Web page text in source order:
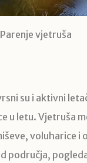
Parenje vjetruša
su i aktivni
u letu. Vjetruša
voluharice i
područja,